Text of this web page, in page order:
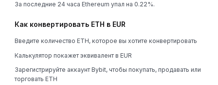
За последние 24 часа Ethereum упал на 0.22%.
Как конвертировать ETH в EUR
Введите количество ETH, которое вы хотите конвертировать
Калькулятор покажет эквивалент в EUR
Зарегистрируйте аккаунт Bybit, чтобы покупать, продавать или
торговать ETH